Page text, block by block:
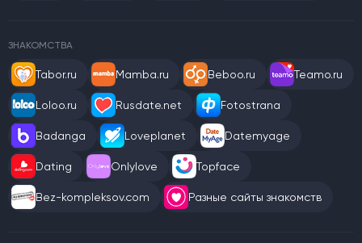
ЗНАКОМСТВА
Tabor.ru Mamba.ru Beboo.ru Teamo.ru
Loloo.ru Rusdate.net Fotostrana
Badanga Loveplanet Datemyage
Dating Onlylove Topface
Bez-kompleksov.com Разные сайты знакомств